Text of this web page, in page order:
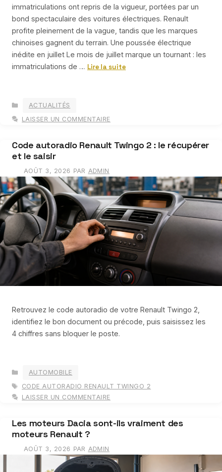
immatriculations ont repris de la vigueur, portées par un
bond spectaculaire des voitures électriques. Renault
profite pleinement de la vague, tandis que les marques
chinoises gagnent du terrain. Une poussée électrique
inédite en juillet Le mois de juillet marque un tournant : les
immatriculations de … Lire la suite
ACTUALITÉS
LAISSER UN COMMENTAIRE
Code autoradio Renault Twingo 2 : le récupérer
et le saisir
AOÛT 3, 2026 PAR ADMIN
Retrouvez le code autoradio de votre Renault Twingo 2,
identifiez le bon document ou précode, puis saisissez les
4 chiffres sans bloquer le poste.
AUTOMOBILE
ÉTIQUETTES
CODE AUTORADIO RENAULT TWINGO 2
LAISSER UN COMMENTAIRE
Les moteurs Dacia sont-ils vraiment des
moteurs Renault ?
AOÛT 3, 2026 PAR ADMIN